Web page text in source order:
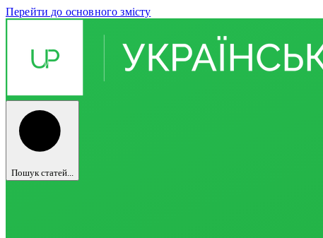
Перейти до основного змісту
Пошук статей...